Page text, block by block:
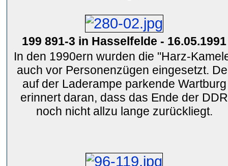
199 891-3 in Hasselfelde - 16.05.1991
In den 1990ern wurden die "Harz-
auch vor Personenzügen eingesetzt.
auf der Laderampe parkende Wartburg
erinnert daran, dass das Ende der DDR
noch nicht allzu lange zurückliegt.